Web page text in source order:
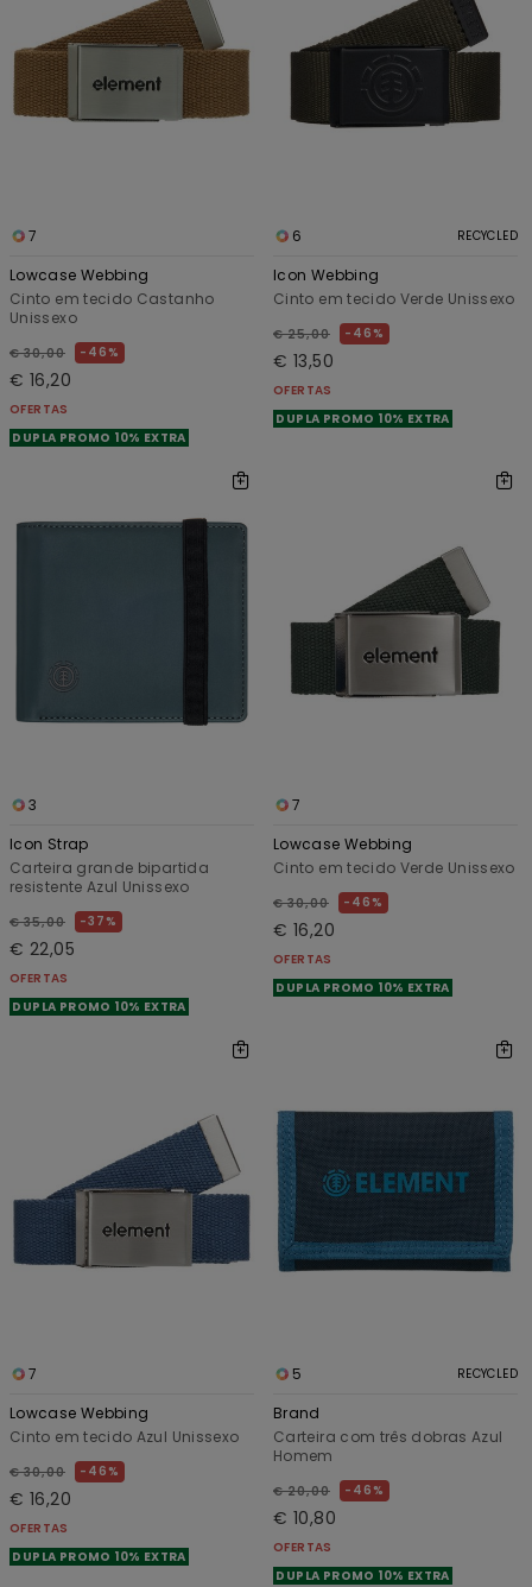
7
Lowcase Webbing
Cinto em tecido Castanho
Unissexo
€ 30,00 46%
€ 16,20
OFERTAS
DUPLA PROMO 10% EXTRA
6 RECYCLED
Icon Webbing
Cinto em tecido Verde Unissexo
€ 25,00 46%
€ 13,50
OFERTAS
DUPLA PROMO 10% EXTRA
3
Icon Strap
Carteira grande bipartida
resistente Azul Unissexo
€ 35,00 37%
€ 22,05
OFERTAS
DUPLA PROMO 10% EXTRA
7
Lowcase Webbing
Cinto em tecido Verde Unissexo
€ 30,00 46%
€ 16,20
OFERTAS
DUPLA PROMO 10% EXTRA
7
Lowcase Webbing
Cinto em tecido Azul Unissexo
€ 30,00 46%
€ 16,20
OFERTAS
DUPLA PROMO 10% EXTRA
5 RECYCLED
Brand
Carteira com três dobras Azul
Homem
€ 20,00 46%
€ 10,80
OFERTAS
DUPLA PROMO 10% EXTRA